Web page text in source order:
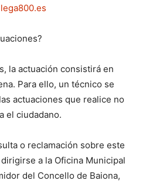
la actuación consistirá en
Para ello, un técnico se
actuaciones que realice no
el ciudadano.
o reclamación sobre este
a la Oficina Municipal
del Concello de Baiona,